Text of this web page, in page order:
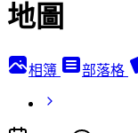
地圖
相簿 部落格